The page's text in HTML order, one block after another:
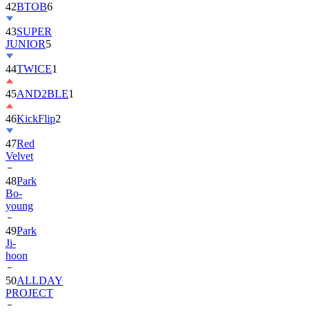
43SUPER
JUNIOR
44TWICE
45AND2BLE
46KickFlip2
47Red
Velvet
48Park
Bo-
young
49Park
Ji-
hoon
50ALLDAY
PROJECT